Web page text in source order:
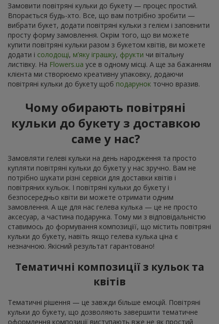
Замовити повітряні кульки до букету — процес простий.
Впорається будь-хто. Все, що вам потрібно зробити —
вибрати букет, додати повітряні кульки з гелієм і заповнити
просту форму замовлення. Окрім того, що ви можете
купити повітряні кульки разом з букетом квітів, ви можете
додати і солодощі, м’яку іграшку, фрукти чи вітальну
листівку. На Flowers.ua усе в одному місці. А ще за бажанням
клієнта ми створюємо креативну упаковку, додаючи
повітряні кульки до букету щоб подарунок точно вразив.
Чому обирають повітряні
кульки до букету з доставкою
саме у нас?
Замовляти гелеві кульки на день народження та просто
купляти повітряні кульки до букету у нас зручно. Вам не
потрібно шукати різні сервіси для доставки квітів і
повітряних кульок. І повітряні кульки до букету і
безпосередньо квіти ви можете отримати одним
замовлення. А ще для нас гелева кулька — це не просто
аксесуар, а частина подарунка. Тому ми з відповідальністю
ставимось до формування композиціїї, що містить повітряні
кульки до букету, навіть якщо гелева кулька ціна є
незначною. Якісний результат гарантовано!
Тематичні композиції з кульок та
квітів
Тематичні рішення — це завжди більше емоцій. Повітряні
кульки до букету, що дозволяють завершити тематичне
оформлення композиції виступають вже не як простий